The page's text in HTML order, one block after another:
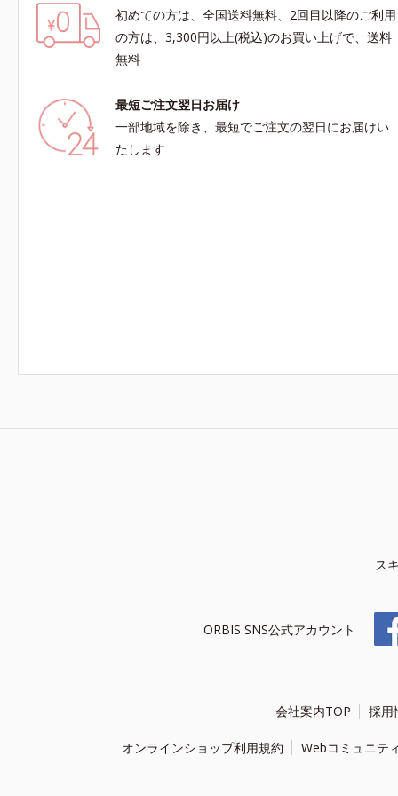
初めての方は、全国送料無料、2回目以降のご利用
の方は、3,300円以上(税込)のお買い上げで、送料
無料
最短ご注文翌日お届け
一部地域を除き、最短でご注文の翌日にお届けい
たします
ス
ORBIS SNS公式アカウント
会社案内TOP 採用
オンラインショップ利用規約 Webコミュニテ